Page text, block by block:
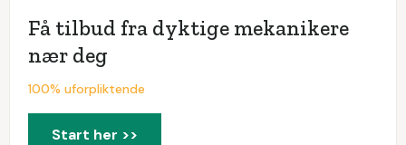
Få tilbud fra dyktige mekanikere
nær deg
100% uforpliktende
Start her >>